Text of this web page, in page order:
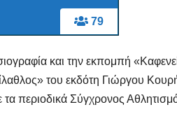
79
και την εκπομπή
του εκδότη Γιώργου
περιοδικά Σύγχρονος
;